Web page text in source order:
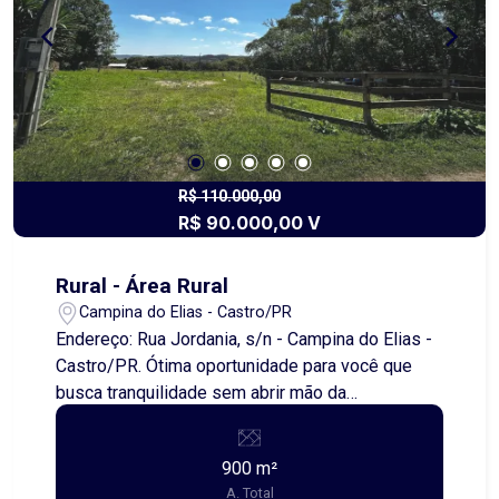
produção, lazer ou investimento futuro. Entre em
contato e agende uma visita!
R$ 110.000,00
R$ 90.000,00 V
Rural - Área Rural
Campina do Elias - Castro/PR
Endereço: Rua Jordania, s/n - Campina do Elias -
Castro/PR. Ótima oportunidade para você que
busca tranquilidade sem abrir mão da
praticidade! Vende-se uma chácara de 900,00
metros quadrados, localizada no bairro Campina
do Elias, aproximadamente 15 minutos do Centro,
900 m²
A. Total